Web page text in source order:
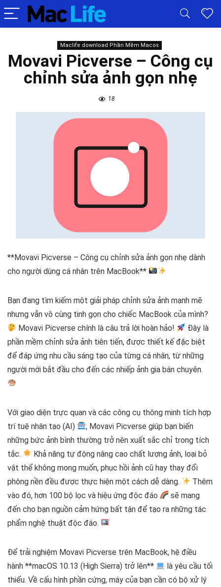
Maclife download Phần Mềm Macos
Movavi Picverse – Công cụ
chỉnh sửa ảnh gọn nhẹ
18
**Movavi Picverse – Công cụ chỉnh sửa ảnh gọn nhẹ dành
cho người dùng cá nhân trên MacBook**
Bạn đang tìm kiếm một giải pháp chỉnh sửa ảnh mạnh mẽ
nhưng vẫn vô cùng tinh gọn cho chiếc MacBook của mình?
Movavi Picverse chính là câu trả lời hoàn hảo!
Đây là
phần mềm chỉnh sửa ảnh tiên tiến, được thiết kế đặc biệt
để đáp ứng nhu cầu sáng tạo của từng cá nhân, từ những
người mới bắt đầu cho đến các nhiếp ảnh gia bán chuyên.
Với giao diện trực quan và các công cụ thông minh tích hợp
trí tuệ nhân tạo (AI)
, Movavi Picverse giúp bạn biến
những bức ảnh bình thường trở nên xuất sắc chỉ trong tích
tắc.
Khả năng tự động nâng cao chất lượng ảnh, loại bỏ
vật thể không mong muốn, phục hồi ảnh cũ hay thay đổi
phông nền đều được thực hiện một cách dễ dàng.
Thêm
vào đó, hơn 100 bộ lọc và hiệu ứng độc đáo
sẽ mang
đến cho bạn nguồn cảm hứng bất tận để tạo ra những tác
phẩm nghệ thuật độc đáo.
Để trải nghiệm Movavi Picverse trên MacBook, hệ điều
hành **macOS 10.13 (High Sierra) trở lên**
là yêu cầu tối
thiểu. Về cấu hình phần cứng, máy của bạn cần có bộ xử lý